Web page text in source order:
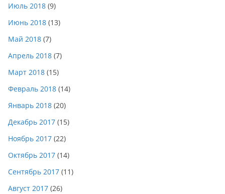
Июль 2018 (9)
Июнь 2018 (13)
Май 2018 (7)
Апрель 2018 (7)
Март 2018 (15)
Февраль 2018 (14)
Январь 2018 (20)
Декабрь 2017 (15)
Ноябрь 2017 (22)
Октябрь 2017 (14)
Сентябрь 2017 (11)
Август 2017 (26)